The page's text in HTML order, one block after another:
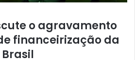
o agravamento
financeirização da